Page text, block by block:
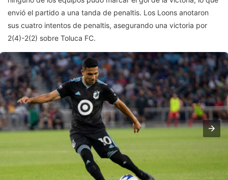
envió el partido a una tanda de penaltis. Los Loons anotaron
sus cuatro intentos de penaltis, asegurando una victoria por
2(4)-2(2) sobre Toluca FC.